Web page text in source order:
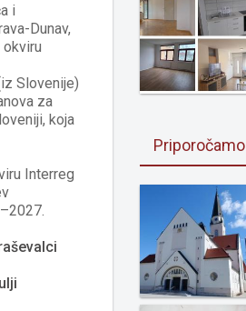
i
Dunav,
Slovenije)
za
koja
Interreg
Priporočamo